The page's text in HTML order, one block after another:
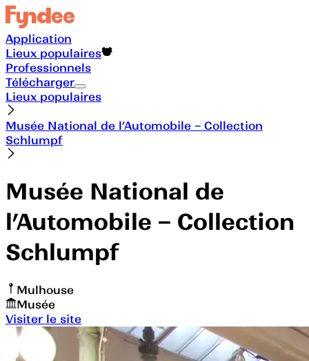
Application
Lieux populaires
Professionnels
Télécharger
Lieux populaires
Musée National de l’Automobile – Collection
Schlumpf
Musée National de
l’Automobile – Collection
Schlumpf
Mulhouse
Musée
Visiter le site